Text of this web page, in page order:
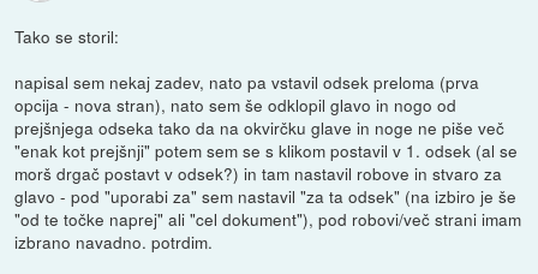
Tako se storil:
napisal sem nekaj zadev, nato pa vstavil odsek preloma (prva
opcija - nova stran), nato sem še odklopil glavo in nogo od
prejšnjega odseka tako da na okvirčku glave in noge ne piše več
"enak kot prejšnji" potem sem se s klikom postavil v 1. odsek (al se
morš drgač postavt v odsek?) in tam nastavil robove in stvaro za
glavo - pod "uporabi za" sem nastavil "za ta odsek" (na izbiro je še
"od te točke naprej" ali "cel dokument"), pod robovi/več strani imam
izbrano navadno. potrdim.